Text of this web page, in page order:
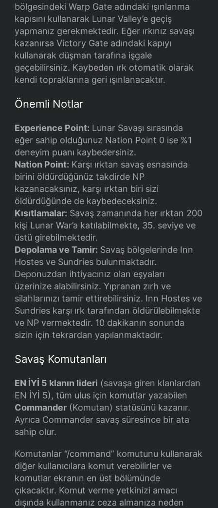
bölgesindeki Warp Gate adındaki ışınlanma
kapısını kullanarak Lunar Valley’e geçiş
yapmanız gerekmektedir. Eğer ırkınız savaşı
kazanırsa Victory Gate adındaki kapıyı
kullanarak düşman tarafına işgale
geçebilirsiniz. Kaybeden ırk otomatik olarak
kendi topraklarına geri ışınlanacaktır.
Önemli Notlar
Experience Point: Lunar Savaşı sırasında
eğer sahip olduğunuz Nation Point 0 ise %1
deneyim puanı kaybedersiniz.
Nation Point: Karşı ırktan savaş esnasında
birini öldürdüğünüz takdirde NP
kazanacaksınız, karşı ırktan biri sizi
öldürdüğünde de kaybedeceksiniz.
Kısıtlamalar: Savaş zamanında her ırktan 200
kişi Lunar War’a katılabilmekte, 35. seviye ve
üstü girebilmektedir.
Depolama ve Tamir: Savaş bölgelerinde Inn
Hostes ve Sundries bulunmaktadır.
Deponuzdan ihtiyacınız olan eşyaları
üzerinize alabilirsiniz. Yıpranan zırh ve
silahlarınızı tamir ettirebilirsiniz. Inn Hostes ve
Sundries karşı ırk tarafından öldürülebilmekte
ve NP vermektedir. 10 dakikanın sonunda
sizin için tekrardan yapılanmaktadır.
Savaş Komutanları
EN İYİ 5 klanın lideri (savaşa giren klanlardan
EN İYİ 5), tüm ulus için komutlar yazabilen
Commander (Komutan) statüsünü kazanır.
Ayrıca Commander savaş süresince bir ata
sahip olur.
Komutanlar “/command” komutunu kullanarak
diğer kullanıcılara komut verebilirler ve
komutlar ekranın en üst bölümünde
çıkacaktır. Komut verme yetkinizi amacı
dışında kullanmanız ceza almanıza neden